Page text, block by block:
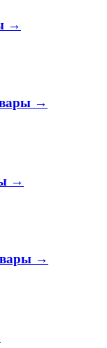
→
→
→
→